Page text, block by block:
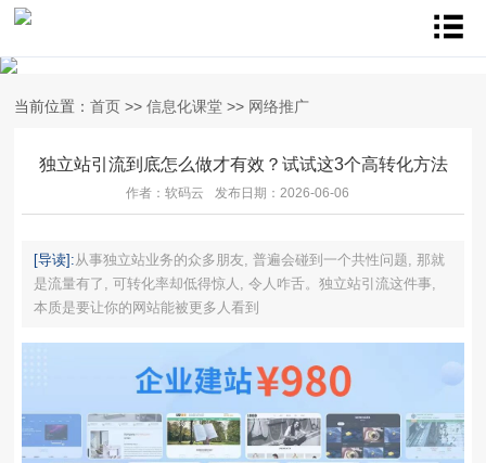
当前位置： 首页 >> 信息化课堂 >> 网络推广
独立站引流到底怎么做才有效？试试这3个高转化方法
作者：软码云 发布日期：2026-06-06
[导读]: 从事独立站业务的众多朋友, 普遍会碰到一个共性问题, 那就
是流量有了, 可转化率却低得惊人, 令人咋舌。独立站引流这件事,
本质是要让你的网站能被更多人看到